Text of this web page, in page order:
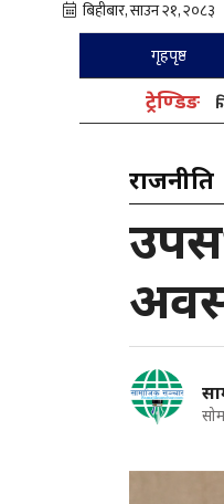
गृहपृष्ठ
ट्रेण्डिङ
मौका होः अमेरिकी राष्ट्रपति
राजनीति